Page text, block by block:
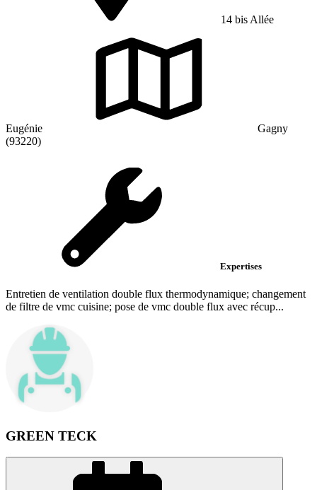
14 bis Allée
Eugénie
Gagny
(93220)
Expertises
Entretien de ventilation double flux thermodynamique; changement
de filtre de vmc cuisine; pose de vmc double flux avec récup...
GREEN TECK